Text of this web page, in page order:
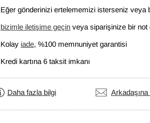
Eğer gönderinizi ertelememizi isterseniz veya
bizimle iletişime geçin veya siparişinize bir not
Kolay iade, %100 memnuniyet garantisi
Kredi kartına 6 taksit imkanı
Daha fazla bilgi